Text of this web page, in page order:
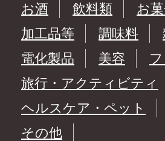
お酒
飲料類 お
加工品等
調味料
電化製品
美容
旅行・アクティビティ
ヘルスケア・ペット
その他